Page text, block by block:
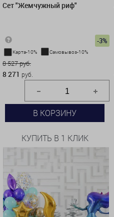
Сет "Жемчужный риф"
-3%
Карта-10% Самовывоз-10%
8 527 руб.
8 271 руб.
В КОРЗИНУ
КУПИТЬ В 1 КЛИК